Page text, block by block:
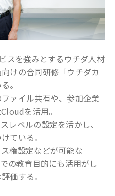
スを強みとするウチダ人材
けの合同研修「ウチダカ
。
ァイル共有や、参加企業
を活用。
レベルの設定を活かし、
ている。
権設定などが可能な
の教育目的にも活用がし
価する。